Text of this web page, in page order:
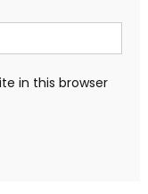
in this browser